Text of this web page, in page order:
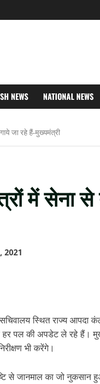
NEWS NATIONAL NEWS
जा रहे हैं-मुख्यमंत्री
में सेना
2021
सचिवालय स्थित राज्य
पल की अपडेट ले रहे हैं।
भी करेंगे।
से जानमाल का जो नुकसान